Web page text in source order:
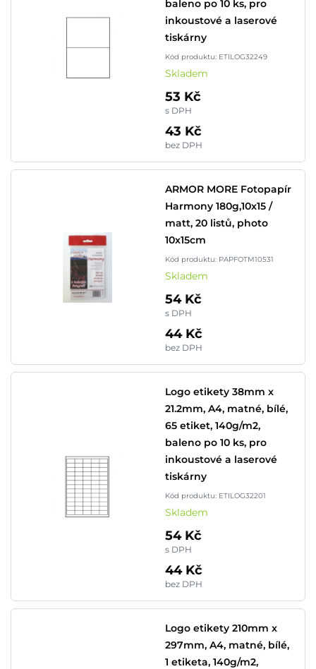
baleno po 10 ks, pro
inkoustové a laserové
tiskárny
Kód produktu: ETILOG32249
Skladem
53 Kč
s DPH
43 Kč
bez DPH
ARMOR MORE Fotopapír
Harmony 180g,10x15 /
matt, 20 listů, photo
10x15cm
Kód produktu: PAPFOTM10531
Skladem
54 Kč
s DPH
44 Kč
bez DPH
Logo etikety 38mm x
21.2mm, A4, matné, bílé,
65 etiket, 140g/m2,
baleno po 10 ks, pro
inkoustové a laserové
tiskárny
Kód produktu: ETILOG32201
Skladem
54 Kč
s DPH
44 Kč
bez DPH
Logo etikety 210mm x
297mm, A4, matné, bílé,
1 etiketa, 140g/m2,